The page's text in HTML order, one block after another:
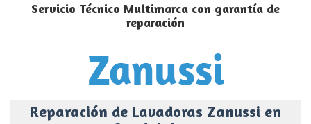
Servicio Técnico Multimarca con garantía de
reparación
Reparación de Lavadoras Zanussi en